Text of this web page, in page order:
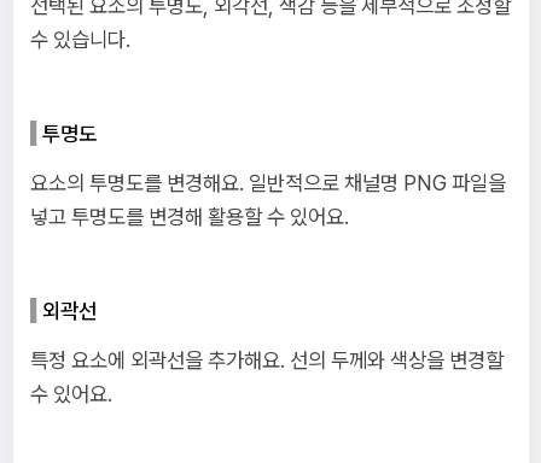
선택된 요소의 투명도, 외각선, 색감 등을 세부적으로 조정할
수 있습니다.
투명도
요소의 투명도를 변경해요. 일반적으로 채널명 PNG 파일을
넣고 투명도를 변경해 활용할 수 있어요.
외곽선
특정 요소에 외곽선을 추가해요. 선의 두께와 색상을 변경할
수 있어요.